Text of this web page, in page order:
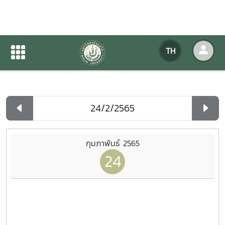
TH
ปฏิทินกิจกรรมของหน่วยงาน
ปฏิทินกิจกรรมของหน่วยงาน
กุมภาพันธ์ 2565
24